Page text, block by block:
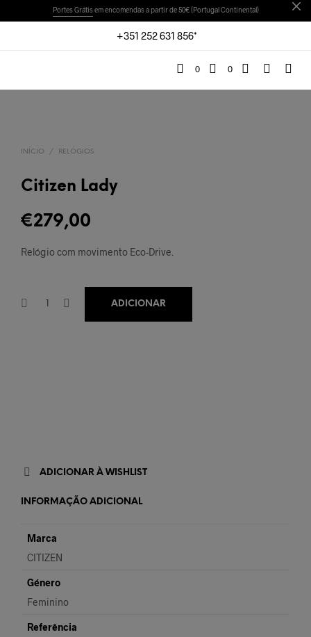
Portes Grátisem encomendas a partir de 50€ (Portugal Continental)
+351 252 631 856*
0 0
INÍCIO / RELÓGIOS
Citizen Lady
€279,00
Relógio com movimento Eco-Drive.
ADICIONAR
ADICIONAR À WISHLIST
INFORMAÇÃO ADICIONAL
Marca
CITIZEN
Género
Feminino
Referência